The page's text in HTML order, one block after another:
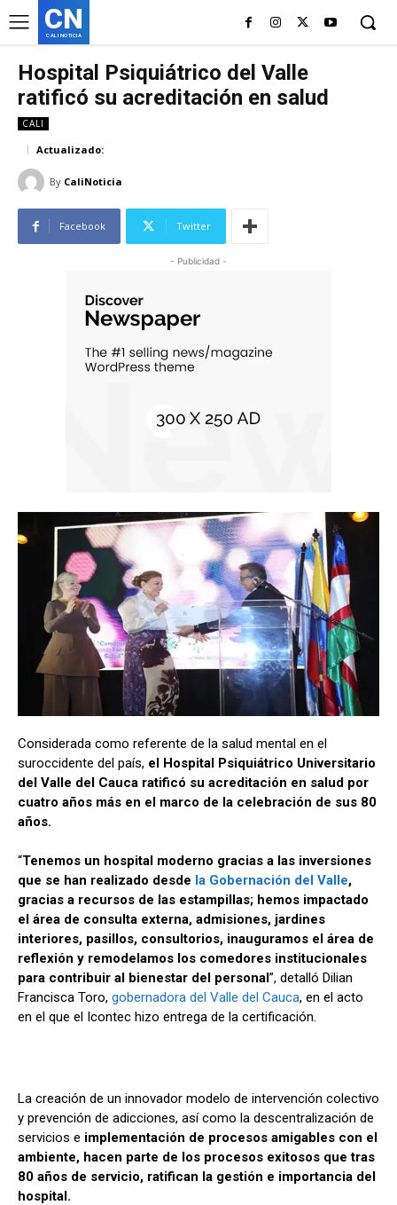
CN
CALI NOTICIA
Hospital Psiquiátrico del Valle
ratificó su acreditación en salud
CALI
Actualizado:
By CaliNoticia
Facebook Twitter
- Publicidad -
Considerada como referente de la salud mental en el
suroccidente del país, el Hospital Psiquiátrico Universitario
del Valle del Cauca ratificó su acreditación en salud por
cuatro años más en el marco de la celebración de sus 80
años.
“Tenemos un hospital moderno gracias a las inversiones
que se han realizado desde la Gobernación del Valle,
gracias a recursos de las estampillas; hemos impactado
el área de consulta externa, admisiones, jardines
interiores, pasillos, consultorios, inauguramos el área de
reflexión y remodelamos los comedores institucionales
para contribuir al bienestar del personal”, detalló Dilian
Francisca Toro, gobernadora del Valle del Cauca, en el acto
en el que el Icontec hizo entrega de la certificación.
La creación de un innovador modelo de intervención colectivo
y prevención de adicciones, así como la descentralización de
servicios e implementación de procesos amigables con el
ambiente, hacen parte de los procesos exitosos que tras
80 años de servicio, ratifican la gestión e importancia del
hospital.